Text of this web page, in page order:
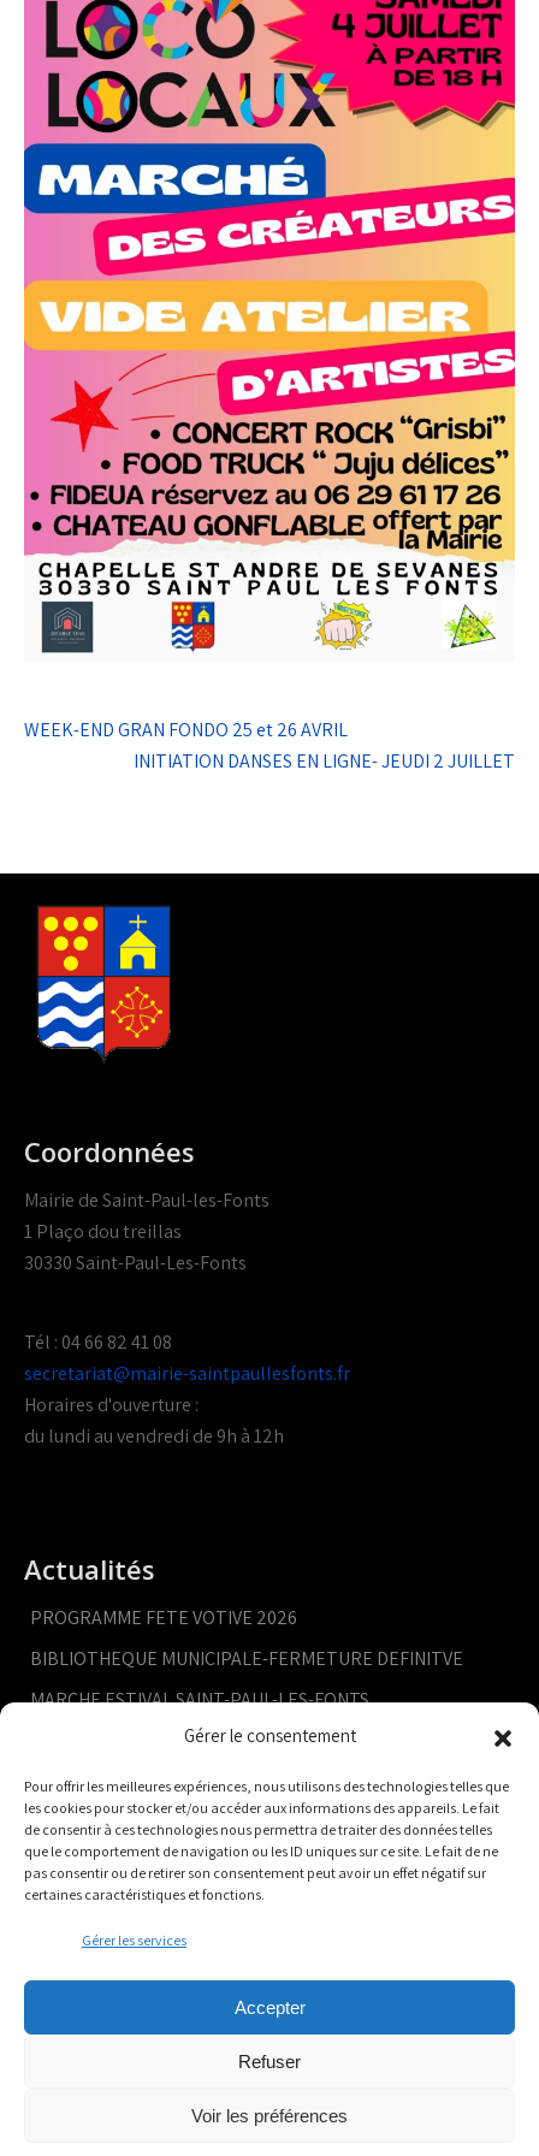
Gérer le consentement
Pour offrir les meilleures expériences, nous utilisons des technologies telles que
les cookies pour stocker et/ou accéder aux informations des appareils. Le fait
de consentir à ces technologies nous permettra de traiter des données telles
que le comportement de navigation ou les ID uniques sur ce site. Le fait de ne
pas consentir ou de retirer son consentement peut avoir un effet négatif sur
certaines caractéristiques et fonctions.
Gérer les services
Accepter
Refuser
Voir les préférences
Navigation
WEEK-END GRAN FONDO 25 et 26 AVRIL
INITIATION DANSES EN LIGNE- JEUDI 2 JUILLET
Coordonnées
Mairie de Saint-Paul-les-Fonts
1 Plaço dou treillas
30330 Saint-Paul-Les-Fonts
Tél : 04 66 82 41 08
secretariat@mairie-saintpaullesfonts.fr
Horaires d'ouverture :
du lundi au vendredi de 9h à 12h
Actualités
PROGRAMME FETE VOTIVE 2026
BIBLIOTHEQUE MUNICIPALE-FERMETURE DEFINITVE
MARCHE ESTIVAL SAINT-PAUL-LES-FONTS
RETRAITE AUX FLAMBEAUX
CONSEIL MUNICIPAL- 9 JUILLET
Mairie de Saint-Paul-les-Fonts -Mentions légales